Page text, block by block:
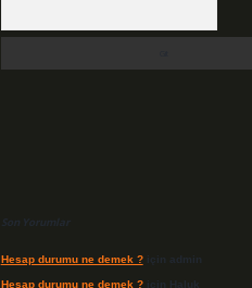
Son Yorumlar
Hesap durumu ne demek ?için admin
Hesap durumu ne demek ?için Haluk